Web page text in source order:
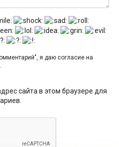
я даю согласие на
.
сайта в этом браузере для